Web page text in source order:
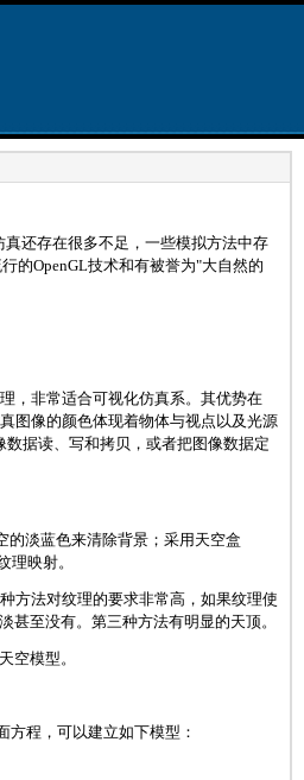
还存在很多不足，一些模拟方法中存
的OpenGL技术和有被誉为"大自然的
，非常适合可视化仿真系。其优势在
图像的颜色体现着物体与视点以及光源
据读、写和拷贝，或者把图像数据定
的淡蓝色来清除背景；采用天空盒
映射。
方法对纹理的要求非常高，如果纹理使
至没有。第三种方法有明显的天顶。
空模型。
程，可以建立如下模型：